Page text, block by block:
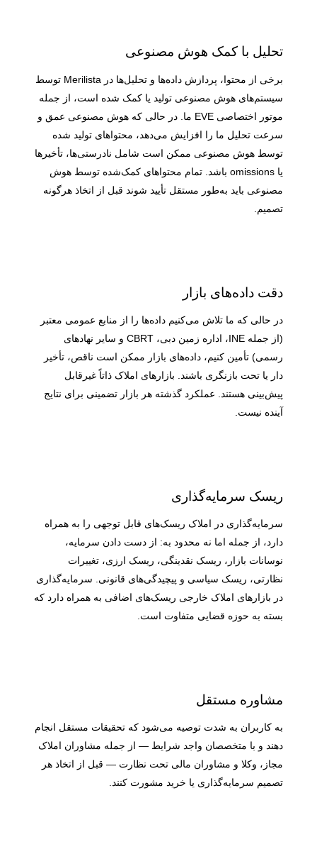
تحلیل با کمک هوش مصنوعی
برخی از محتوا، پردازش داده‌ها و تحلیل‌ها در Merilista توسط
سیستم‌های هوش مصنوعی تولید یا کمک شده است، از جمله
موتور اختصاصی EVE ما. در حالی که هوش مصنوعی عمق و
سرعت تحلیل ما را افزایش می‌دهد، محتواهای تولید شده
توسط هوش مصنوعی ممکن است شامل نادرستی‌ها، تأخیرها
یا omissions باشد. تمام محتواهای کمک‌شده توسط هوش
مصنوعی باید به‌طور مستقل تأیید شوند قبل از اتخاذ هرگونه
تصمیم.
دقت داده‌های بازار
در حالی که ما تلاش می‌کنیم داده‌ها را از منابع عمومی معتبر
(از جمله INE، اداره زمین دبی، CBRT و سایر نهادهای
رسمی) تأمین کنیم، داده‌های بازار ممکن است ناقص، تأخیر
دار یا تحت بازنگری باشند. بازارهای املاک ذاتاً غیرقابل
پیش‌بینی هستند. عملکرد گذشته هر بازار تضمینی برای نتایج
آینده نیست.
ریسک سرمایه‌گذاری
سرمایه‌گذاری در املاک ریسک‌های قابل توجهی را به همراه
دارد، از جمله اما نه محدود به: از دست دادن سرمایه،
نوسانات بازار، ریسک نقدینگی، ریسک ارزی، تغییرات
نظارتی، ریسک سیاسی و پیچیدگی‌های قانونی. سرمایه‌گذاری
در بازارهای املاک خارجی ریسک‌های اضافی به همراه دارد که
بسته به حوزه قضایی متفاوت است.
مشاوره مستقل
به کاربران به شدت توصیه می‌شود که تحقیقات مستقل انجام
دهند و با متخصصان واجد شرایط — از جمله مشاوران املاک
مجاز، وکلا و مشاوران مالی تحت نظارت — قبل از اتخاذ هر
تصمیم سرمایه‌گذاری یا خرید مشورت کنند.